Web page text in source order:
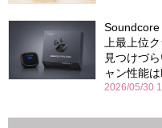
上最上位
見つけづ
ャン性能
2026/05/30